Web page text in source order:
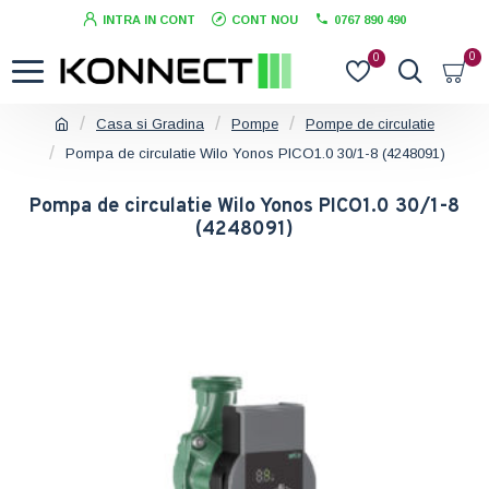
INTRA IN CONT CONT NOU 0767 890 490
0 0
Casa si Gradina Pompe
Pompe de circulatie
Pompa de circulatie Wilo Yonos PICO1.0 30/1-8 (4248091)
Pompa de circulatie Wilo Yonos PICO1.0 30/1-8
(4248091)